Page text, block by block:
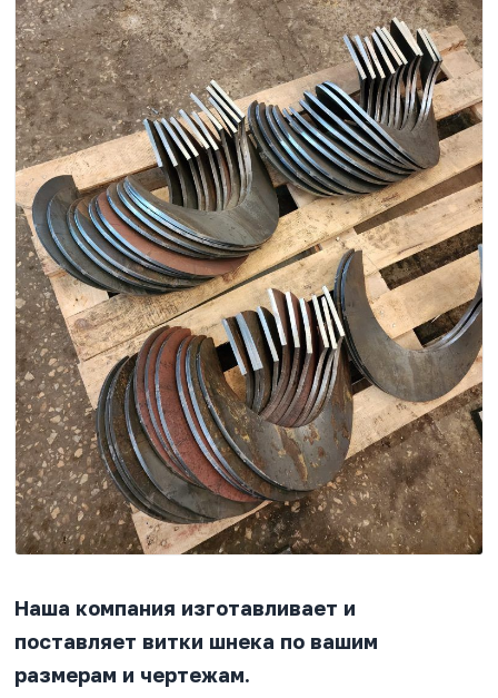
Наша компания изготавливает и
поставляет витки шнека по вашим
размерам и чертежам.